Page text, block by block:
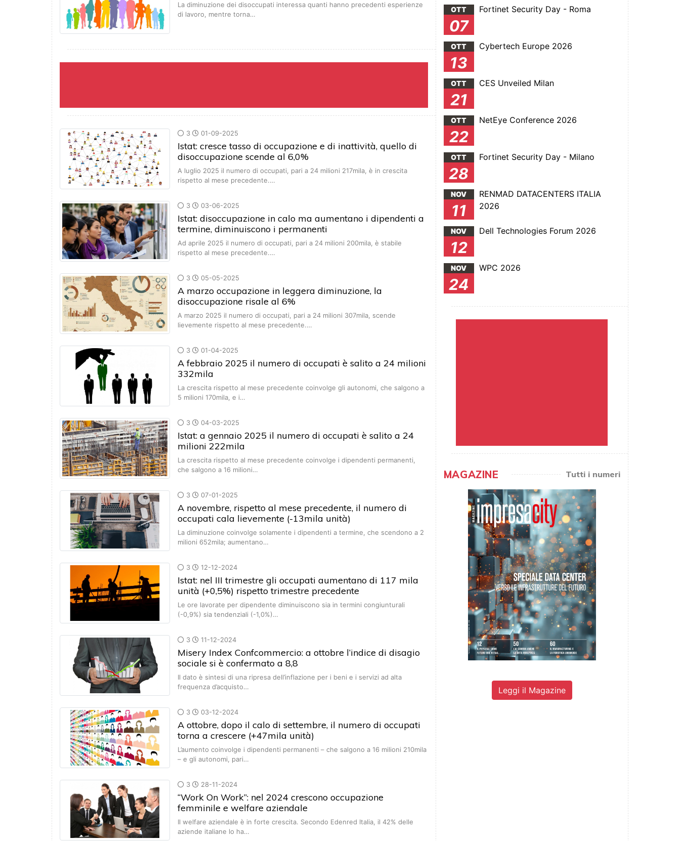
La diminuzione dei disoccupati interessa quanti hanno precedenti esperienze
di lavoro, mentre torna…
3 01-09-2025
Istat: cresce tasso di occupazione e di inattività, quello di
disoccupazione scende al 6,0%
A luglio 2025 il numero di occupati, pari a 24 milioni 217mila, è in crescita
rispetto al mese precedente.…
3 03-06-2025
Istat: disoccupazione in calo ma aumentano i dipendenti a
termine, diminuiscono i permanenti
Ad aprile 2025 il numero di occupati, pari a 24 milioni 200mila, è stabile
rispetto al mese precedente.…
3 05-05-2025
A marzo occupazione in leggera diminuzione, la
disoccupazione risale al 6%
A marzo 2025 il numero di occupati, pari a 24 milioni 307mila, scende
lievemente rispetto al mese precedente.…
3 01-04-2025
A febbraio 2025 il numero di occupati è salito a 24 milioni
332mila
La crescita rispetto al mese precedente coinvolge gli autonomi, che salgono a
5 milioni 170mila, e i…
3 04-03-2025
Istat: a gennaio 2025 il numero di occupati è salito a 24
milioni 222mila
La crescita rispetto al mese precedente coinvolge i dipendenti permanenti,
che salgono a 16 milioni…
3 07-01-2025
A novembre, rispetto al mese precedente, il numero di
occupati cala lievemente (-13mila unità)
La diminuzione coinvolge solamente i dipendenti a termine, che scendono a 2
milioni 652mila; aumentano…
3 12-12-2024
Istat: nel III trimestre gli occupati aumentano di 117 mila
unità (+0,5%) rispetto trimestre precedente
Le ore lavorate per dipendente diminuiscono sia in termini congiunturali
(-0,9%) sia tendenziali (-1,0%)…
3 11-12-2024
Misery Index Confcommercio: a ottobre l’indice di disagio
sociale si è confermato a 8,8
Il dato è sintesi di una ripresa dell’inflazione per i beni e i servizi ad alta
frequenza d’acquisto…
3 03-12-2024
A ottobre, dopo il calo di settembre, il numero di occupati
torna a crescere (+47mila unità)
L’aumento coinvolge i dipendenti permanenti – che salgono a 16 milioni 210mila
– e gli autonomi, pari…
3 28-11-2024
“Work On Work”: nel 2024 crescono occupazione
femminile e welfare aziendale
Il welfare aziendale è in forte crescita. Secondo Edenred Italia, il 42% delle
aziende italiane lo ha…
OTT
07
Fortinet Security Day - Roma
OTT
13
Cybertech Europe 2026
OTT
21
CES Unveiled Milan
OTT
22
NetEye Conference 2026
OTT
28
Fortinet Security Day - Milano
NOV
11
RENMAD DATACENTERS ITALIA
2026
NOV
12
Dell Technologies Forum 2026
NOV
24
WPC 2026
MAGAZINE Tutti i numeri
Leggi il Magazine